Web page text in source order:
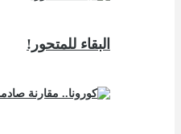
البقاء للمتحور!